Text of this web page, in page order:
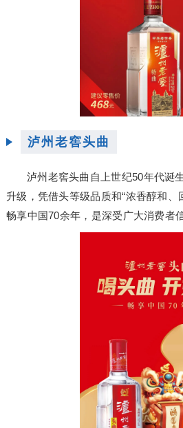
泸州老窖头曲
泸州老窖头曲自上世纪50年代诞
升级，凭借头等级品质和“浓香醇和、
畅享中国70余年，是深受广大消费者